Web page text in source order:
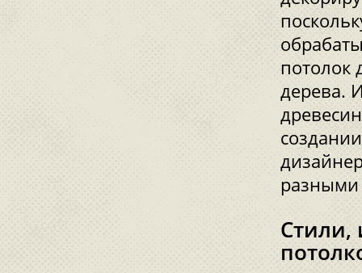
потолок
дерева.
Стили,